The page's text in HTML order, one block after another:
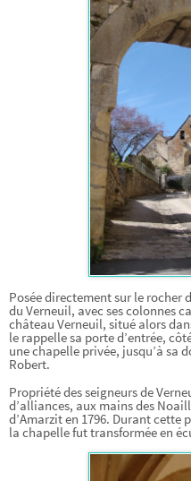
Posée directement sur le rocher
du Verneuil, avec ses colonnes
château Verneuil, situé alors
le rappelle sa porte d’entrée,
une chapelle privée, jusqu’à sa
Robert.
Propriété des seigneurs de
d’alliances, aux mains des
d’Amarzit en 1796. Durant
la chapelle fut transformée en